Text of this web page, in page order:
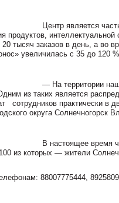
Центр является
интеллектуальной
тысяч заказов в день, а во
увеличилась с 35 до 120 %.
— На территории
из таких является
сотрудников практически в
округа Солнечногорск
В настоящее время
из которых — жители
88007775444,